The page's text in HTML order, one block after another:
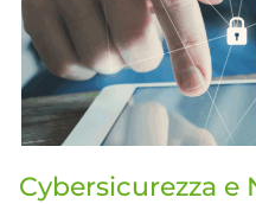
Cybersicurezza e